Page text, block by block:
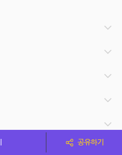
공유하기